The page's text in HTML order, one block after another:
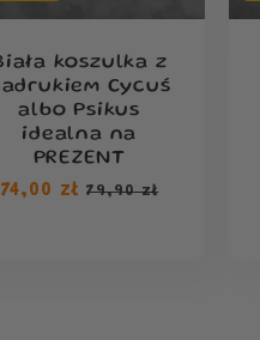
koszulka z
Cycuś
albo Psikus
idealna na
PREZENT
Cena
74,00 zł Cena
79,90 zł